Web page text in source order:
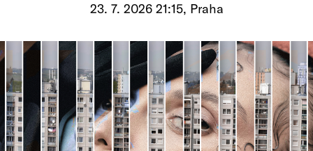
Pro děti
edu
Vše o ČT
23. 7. 2026 21:15, Praha